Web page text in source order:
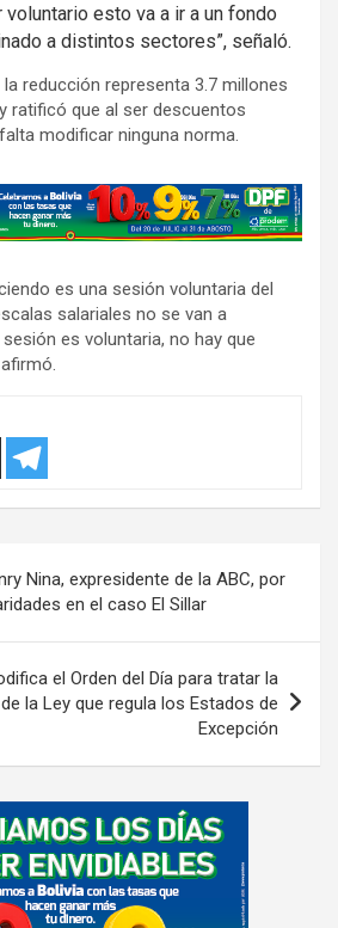
esto va a ir a un fondo
a distintos sectores”, señaló.
reducción representa 3.7 millones
ratificó que al ser descuentos
modificar ninguna norma.
es una sesión voluntaria del
salariales no se van a
es voluntaria, no hay que
Nina, expresidente de la ABC, por
en el caso El Sillar
el Orden del Día para tratar la
la Ley que regula los Estados de
Excepción